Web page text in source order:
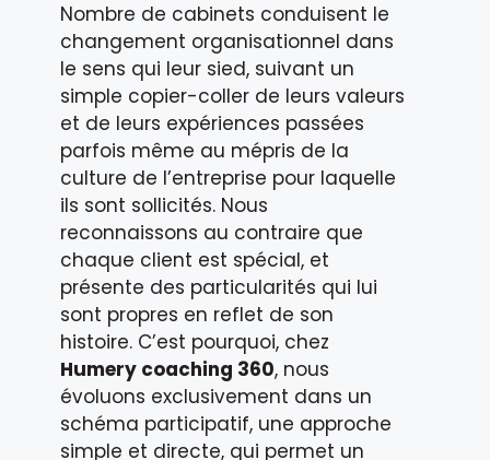
Nombre de cabinets conduisent le
changement organisationnel dans
le sens qui leur sied, suivant un
simple copier-coller de leurs valeurs
et de leurs expériences passées
parfois même au mépris de la
culture de l’entreprise pour laquelle
ils sont sollicités. Nous
reconnaissons au contraire que
chaque client est spécial, et
présente des particularités qui lui
sont propres en reflet de son
histoire. C’est pourquoi, chez
Humery coaching 360, nous
évoluons exclusivement dans un
schéma participatif, une approche
simple et directe, qui permet un